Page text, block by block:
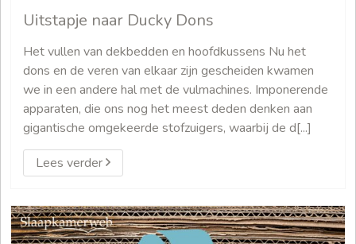
Uitstapje naar Ducky Dons
Het vullen van dekbedden en hoofdkussens Nu het
dons en de veren van elkaar zijn gescheiden kwamen
we in een andere hal met de vulmachines. Imponerende
apparaten, die ons nog het meest deden denken aan
gigantische omgekeerde stofzuigers, waarbij de d[...]
Lees verder